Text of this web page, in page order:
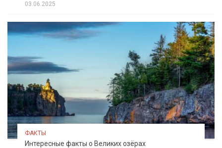
03.06.2025
ФАКТЫ
Интересные факты о Великих озёрах